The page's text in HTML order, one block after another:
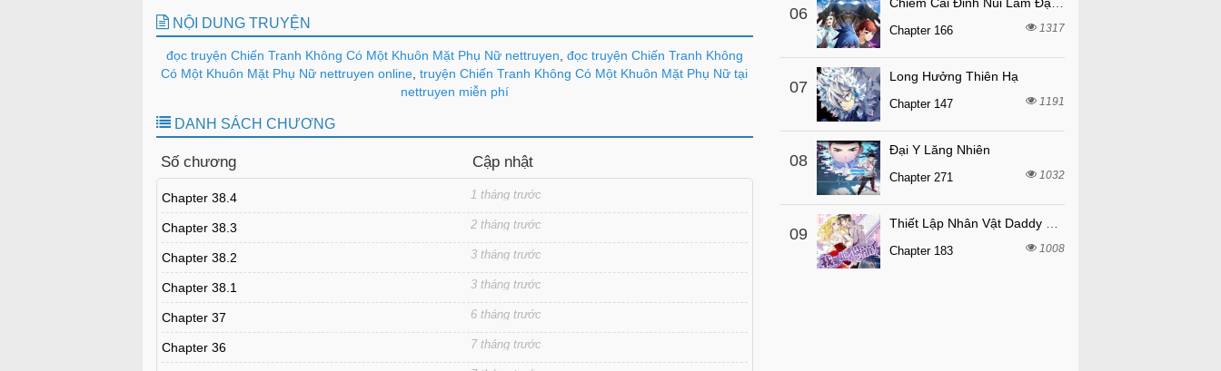
NỘI DUNG TRUYỆN
đọc truyện Chiến Tranh Không Có Một Khuôn Mặt Phụ Nữ nettruyen đọc truyện Chiến Tranh Không
Có Một Khuôn Mặt Phụ Nữ nettruyen online truyện Chiến Tranh Không Có Một Khuôn Mặt Phụ Nữ tại
nettruyen miễn phí
DANH SÁCH CHƯƠNG
Số chương Cập nhật
Chapter 38.4 1 tháng trước
Chapter 38.3 2 tháng trước
Chapter 38.2 3 tháng trước
Chapter 38.1 3 tháng trước
Chapter 37 6 tháng trước
Chapter 36 7 tháng trước
06
Chapter 166 1317
07
Long Hưởng Thiên Hạ
Chapter 147 1191
08
Đại Y Lăng Nhiên
Chapter 271 1032
09
Chapter 183 1008